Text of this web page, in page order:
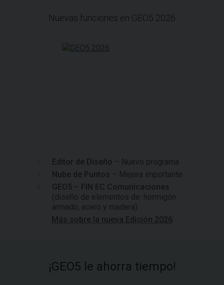
Nuevas funciones en GEO5 2026
Editor de Diseño – Nuevo programa
Nube de Puntos – Mejora importante
GEO5 – FIN EC Comunicaciones
(diseño de elementos de: hormigón
armado, acero y madera)
Más sobre la nueva Edición 2026
¡GEO5 le ahorra tiempo!